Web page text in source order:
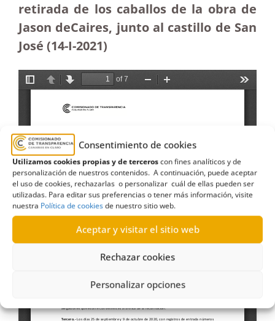
Consentimiento de cookies
Utilizamos cookies propias y de terceroscon fines analíticos y de
personalización de nuestros contenidos. A continuación, puede aceptar
el uso de cookies, rechazarlas o personalizar cuál de ellas pueden ser
utilizadas. Para editar sus preferencias o tener más información, visite
nuestra Política de cookiesde nuestro sitio web.
Aceptar y visitar el sitio web
Rechazar cookies
Personalizar opciones
retirada de los caballos de la obra de
Jason deCaires, junto al castillo de San
José (14-I-2021)